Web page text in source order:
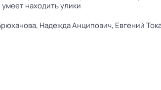
находить улики
Надежда Анципович, Евгений